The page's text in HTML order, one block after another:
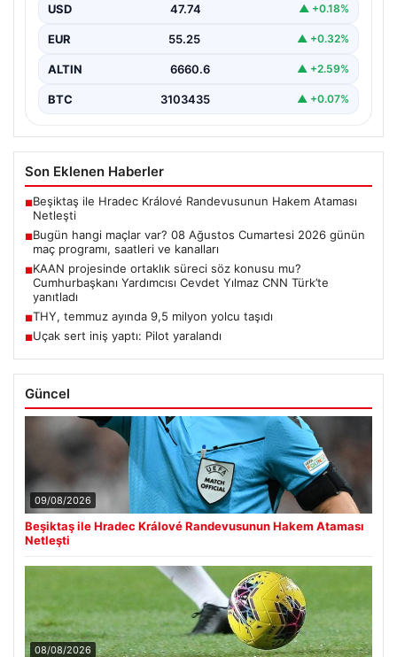
USD 47.74 ▲ +0.18%
EUR 55.25 ▲ +0.32%
ALTIN 6660.6 ▲ +2.59%
BTC 3103435 ▲ +0.07%
Son Eklenen Haberler
■Beşiktaş ile Hradec Králové Randevusunun Hakem Ataması
Netleşti
■Bugün hangi maçlar var? 08 Ağustos Cumartesi 2026 günün
maç programı, saatleri ve kanalları
■KAAN projesinde ortaklık süreci söz konusu mu?
Cumhurbaşkanı Yardımcısı Cevdet Yılmaz CNN Türk’te
yanıtladı
■THY, temmuz ayında 9,5 milyon yolcu taşıdı
■Uçak sert iniş yaptı: Pilot yaralandı
Güncel
09/08/2026
Beşiktaş ile Hradec Králové Randevusunun Hakem Ataması
Netleşti
08/08/2026